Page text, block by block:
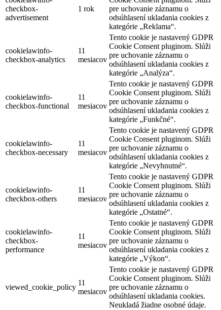
checkbox-
advertisement
1 rok
pre uchovanie záznamu o
odsúhlasení ukladania cookies z
kategórie „Reklama“.
cookielawinfo-
checkbox-analytics
11
mesiacov
Tento cookie je nastavený GDPR
Cookie Consent pluginom. Slúži
pre uchovanie záznamu o
odsúhlasení ukladania cookies z
kategórie „Analýza“.
cookielawinfo-
checkbox-functional
11
mesiacov
Tento cookie je nastavený GDPR
Cookie Consent pluginom. Slúži
pre uchovanie záznamu o
odsúhlasení ukladania cookies z
kategórie „Funkčné“.
cookielawinfo-
checkbox-necessary
11
mesiacov
Tento cookie je nastavený GDPR
Cookie Consent pluginom. Slúži
pre uchovanie záznamu o
odsúhlasení ukladania cookies z
kategórie „Nevyhnutné“.
cookielawinfo-
checkbox-others
11
mesiacov
Tento cookie je nastavený GDPR
Cookie Consent pluginom. Slúži
pre uchovanie záznamu o
odsúhlasení ukladania cookies z
kategórie „Ostatné“.
cookielawinfo-
checkbox-
performance
11
mesiacov
Tento cookie je nastavený GDPR
Cookie Consent pluginom. Slúži
pre uchovanie záznamu o
odsúhlasení ukladania cookies z
kategórie „Výkon“.
viewed_cookie_policy
11
mesiacov
Tento cookie je nastavený GDPR
Cookie Consent pluginom. Slúži
pre uchovanie záznamu o
odsúhlasení ukladania cookies.
Neukladá žiadne osobné údaje.